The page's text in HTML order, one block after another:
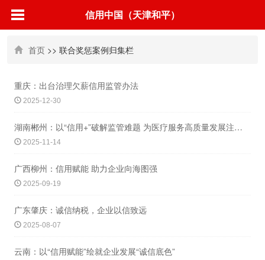
信用中国（天津和平）
首页 >> 联合奖惩案例归集栏
重庆：出台治理欠薪信用监管办法
2025-12-30
湖南郴州：以“信用+”破解监管难题 为医疗服务高质量发展注入“信”动力
2025-11-14
广西柳州：信用赋能 助力企业向海图强
2025-09-19
广东肇庆：诚信纳税，企业以信致远
2025-08-07
云南：以“信用赋能”绘就企业发展“诚信底色”